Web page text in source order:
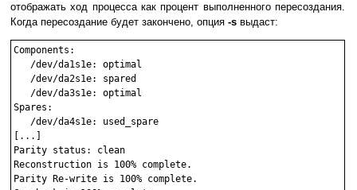
отображать ход процесса как процент выполненного пересоздания.
Когда пересоздание будет закончено, опция -s выдаст:
Components:
   /dev/da1s1e: optimal
   /dev/da2s1e: spared
   /dev/da3s1e: optimal
Spares:
   /dev/da4s1e: used_spare
[...]
Parity status: clean
Reconstruction is 100% complete.
Parity Re-write is 100% complete.